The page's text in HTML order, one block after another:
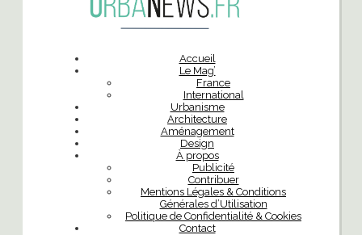
Accueil
Le Mag’
France
International
Urbanisme
Architecture
Aménagement
Design
À propos
Publicité
Contribuer
Mentions Légales & Conditions
Générales d’Utilisation
Politique de Confidentialité & Cookies
Contact